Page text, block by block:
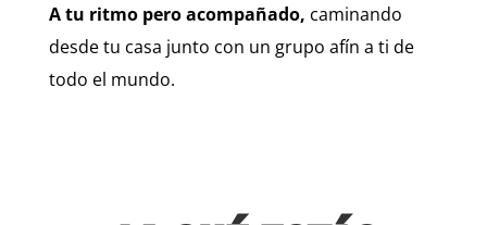
A tu ritmo pero acompañado, caminando
desde tu casa junto con un grupo afín a ti de
todo el mundo.